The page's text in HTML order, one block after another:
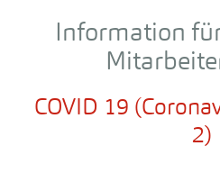
Information
COVID 19
2)